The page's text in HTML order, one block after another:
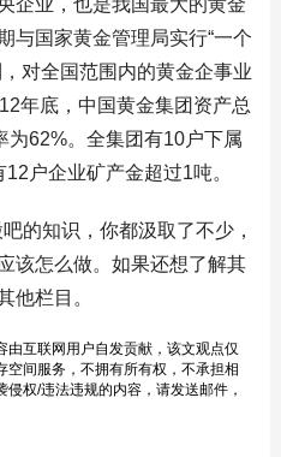
企业，也是我国最大的黄金
与国家黄金管理局实行“一个
对全国范围内的黄金企事业
年底，中国黄金集团资产总
为62%。全集团有10户下属
户企业矿产金超过1吨。
的知识，你都汲取了不少，
该怎么做。如果还想了解其
他栏目。
由互联网用户自发贡献，该文观点仅
间服务，不拥有所有权，不承担相
权/违法违规的内容，请发送邮件，